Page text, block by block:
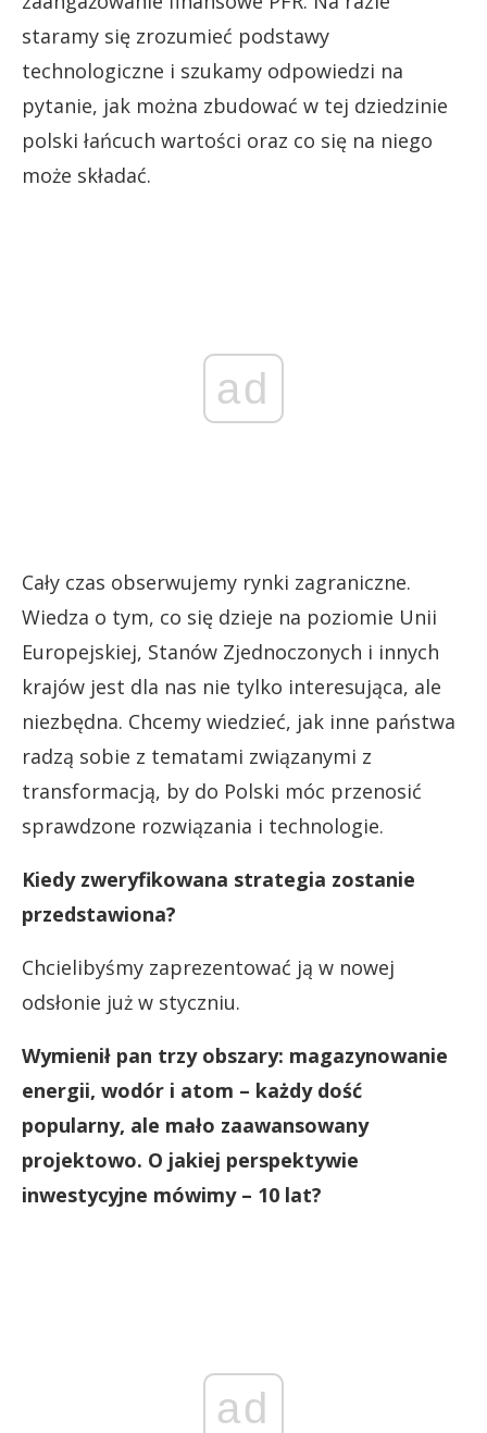
staramy się zrozumieć podstawy
technologiczne i szukamy odpowiedzi na
pytanie, jak można zbudować w tej dziedzinie
polski łańcuch wartości oraz co się na niego
może składać.
ad
Cały czas obserwujemy rynki zagraniczne.
Wiedza o tym, co się dzieje na poziomie Unii
Europejskiej, Stanów Zjednoczonych i innych
krajów jest dla nas nie tylko interesująca, ale
niezbędna. Chcemy wiedzieć, jak inne państwa
radzą sobie z tematami związanymi z
transformacją, by do Polski móc przenosić
sprawdzone rozwiązania i technologie.
Kiedy zweryfikowana strategia zostanie
przedstawiona?
Chcielibyśmy zaprezentować ją w nowej
odsłonie już w styczniu.
Wymienił pan trzy obszary: magazynowanie
energii, wodór i atom – każdy dość
popularny, ale mało zaawansowany
projektowo. O jakiej perspektywie
inwestycyjne mówimy – 10 lat?
ad